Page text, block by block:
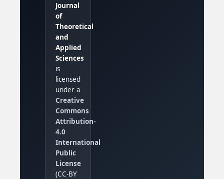
Journal
of
Theoretical
and
Applied
Sciences
is
licensed
under a
Creative
Commons
Attribution-
4.0
International
Public
License
(CC-BY